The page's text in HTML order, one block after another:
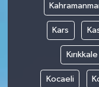
Kars
Kırıkkale
Kocaeli